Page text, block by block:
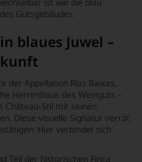
Gutsgebäudes.
blaues Juwel –
der Appellation Rías Baixas,
Herrenhaus des Weinguts –
Château-Stil mit seinen
Diese visuelle Signatur verrät
Hier verbindet sich
Teil der historischen Finca